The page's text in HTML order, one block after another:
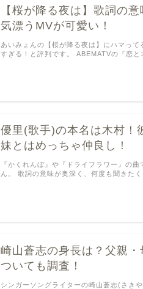
【桜が降る夜は】歌詞の
気漂うMVが可愛い！
あいみょんの【桜が降る夜は】にハマっ
すぎる！と評判です。 ABEMATVの『恋と
優里(歌手)の本名は木村！
妹とはめっちゃ仲良し！
『かくれんぼ』や『ドライフラワー』の
ん。 歌詞の意味が奥深く、何度も聞きた
崎山蒼志の身長は？父親
ついても調査！
シンガーソングライターの崎山蒼志(さき